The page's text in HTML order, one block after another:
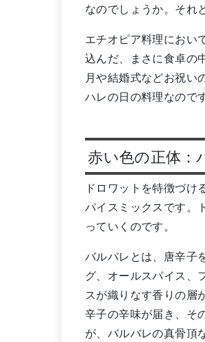
なのでしょうか。それ
エチオピア料理におい
込んだ、まさに食卓の
月や結婚式などお祝い
ハレの日の料理なので
赤い色の正体：
ドロワットを特徴づけ
パイスミックスです。
っていくのです。
バルバレとは、唐辛子
グ、オールスパイス、
スが織りなす香りの層
辛子の辛味が届き、そ
が、バルバレの真骨頂